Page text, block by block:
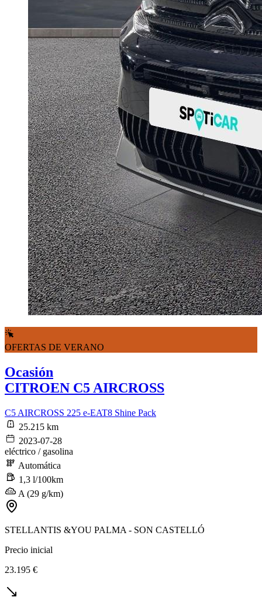
OFERTAS DE VERANO
Ocasión
CITROEN C5 AIRCROSS
C5 AIRCROSS 225 e-EAT8 Shine Pack
25.215 km
2023-07-28
eléctrico / gasolina
Automática
1,3 l/100km
A (29 g/km)
STELLANTIS &YOU PALMA - SON CASTELLÓ
Precio inicial
23.195 €